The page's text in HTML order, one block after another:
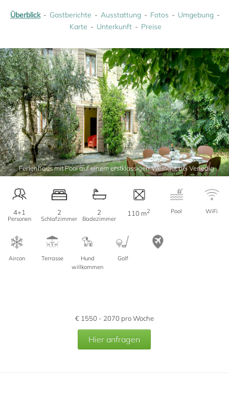
Überblick Gastberichte Ausstattung Fotos
Umgebung
Karte
Unterkunft Preise
Ferienhaus mit Pool auf einem erstklassigen Weingut bei Venedig
4+1
Personen
2
Schlafzimmer
2
Badezimmer
110 m2 Pool WiFi
Aircon Terrasse
Hund
willkommen
Golf
€ 1550 - 2070 pro Woche
Hier anfragen